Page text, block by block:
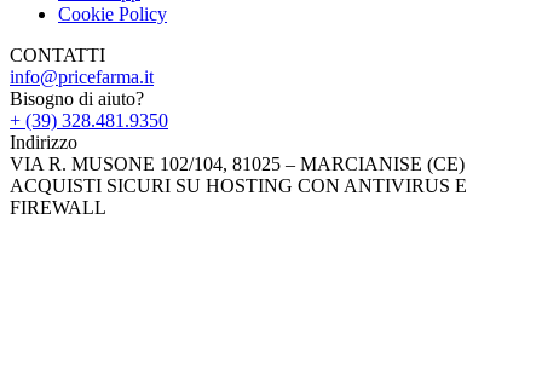
Cookie Policy
CONTATTI
info@pricefarma.it
Bisogno di aiuto?
+ (39) 328.481.9350
Indirizzo
VIA R. MUSONE 102/104, 81025 – MARCIANISE (CE)
ACQUISTI SICURI SU HOSTING CON ANTIVIRUS E
FIREWALL